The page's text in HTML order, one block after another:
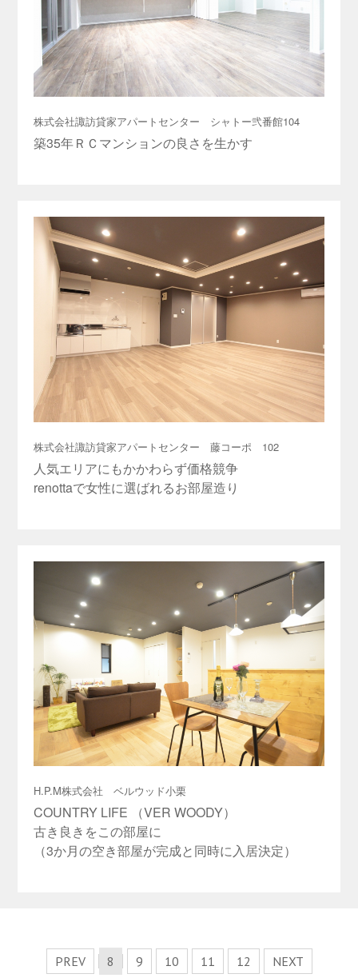
株式会社諏訪貸家アパートセンター シャトー弐番館104
築35年ＲＣマンションの良さを生かす
株式会社諏訪貸家アパートセンター 藤コーポ 102
人気エリアにもかかわらず価格競争
renottaで女性に選ばれるお部屋造り
H.P.M株式会社 ベルウッド小栗
COUNTRY LIFE （VER WOODY）
古き良きをこの部屋に
（3か月の空き部屋が完成と同時に入居決定）
PREV 8 9 10 11 12 NEXT